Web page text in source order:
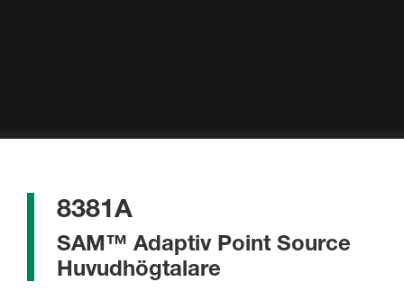
8381A
SAM™ Adaptiv Point Source
Huvudhögtalare